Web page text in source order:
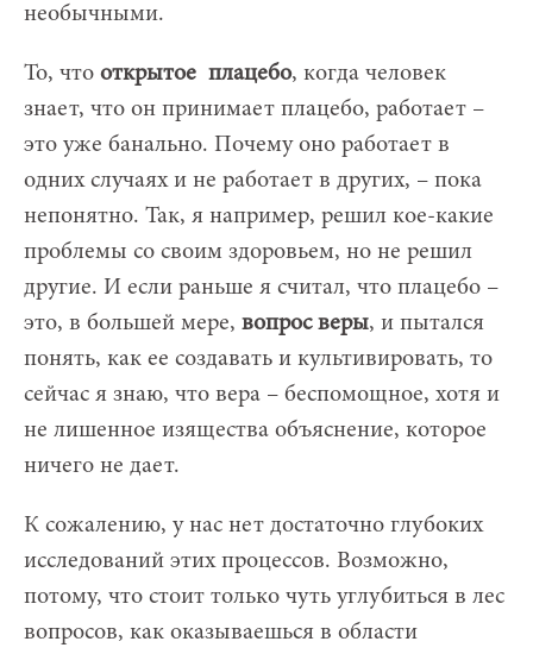
необычными.
То, что открытое плацебо, когда человек
знает, что он принимает плацебо, работает –
это уже банально. Почему оно работает в
одних случаях и не работает в других, – пока
непонятно. Так, я например, решил кое-какие
проблемы со своим здоровьем, но не решил
другие. И если раньше я считал, что плацебо –
это, в большей мере, вопрос веры, и пытался
понять, как ее создавать и культивировать, то
сейчас я знаю, что вера – беспомощное, хотя и
не лишенное изящества объяснение, которое
ничего не дает.
К сожалению, у нас нет достаточно глубоких
исследований этих процессов. Возможно,
потому, что стоит только чуть углубиться в лес
вопросов, как оказываешься в области